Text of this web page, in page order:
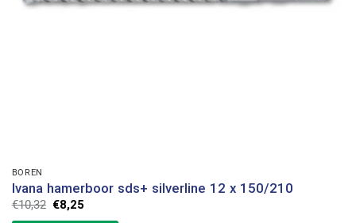
BOREN
Ivana hamerboor sds+ silverline 12 x 150/210
€10,32 Oorspronkelijke
€8,25Huidige